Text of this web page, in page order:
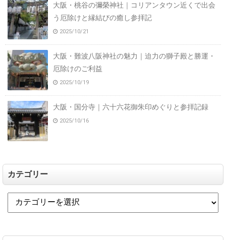
大阪・桃谷の彌榮神社｜コリアンタウン近くで出会
う厄除けと縁結びの癒し参拝記
2025/10/21
大阪・難波八阪神社の魅力｜迫力の獅子殿と勝運・
厄除けのご利益
2025/10/19
大阪・国分寺｜六十六花御朱印めぐりと参拝記録
2025/10/16
カテゴリー